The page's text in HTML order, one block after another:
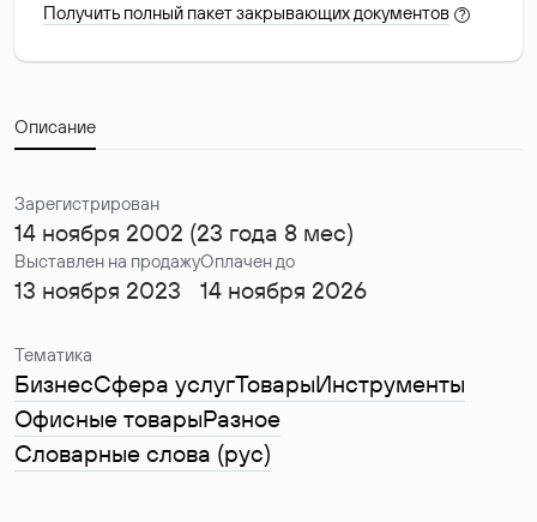
Получить полный пакет закрывающих документов ?
Описание
Зарегистрирован
14 ноября 2002 (23 года 8 мес)
Выставлен на продажу
13 ноября 2023
Оплачен до
14 ноября 2026
Тематика
БизнесСфера услугТоварыИнструменты
Офисные товарыРазное
Словарные слова (рус)